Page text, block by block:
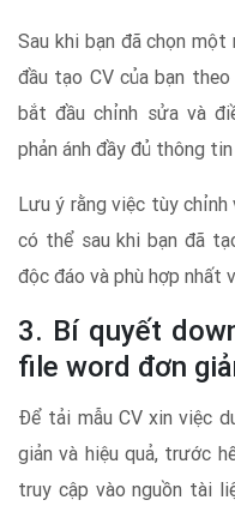
Sau khi bạn đã chọn một
đầu tạo CV của bạn
bắt đầu chỉnh sửa và
phản ánh đầy đủ thông
Lưu ý rằng việc tùy chỉnh
có thể sau khi bạn đã
độc đáo và phù hợp nhất
3. Bí quyết
file word đơn
Để tải mẫu CV xin việc
giản và hiệu quả, trước
truy cập vào nguồn tài